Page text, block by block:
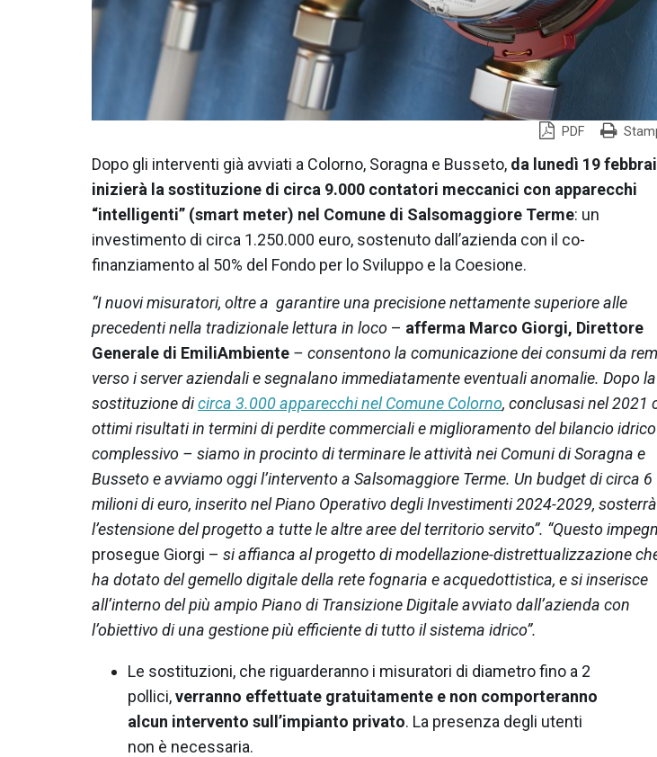
PDF
Dopo gli interventi già avviati a Colorno, Soragna e Busseto, da lunedì 19
inizierà la sostituzione di circa 9.000 contatori meccanici con apparecchi
“intelligenti” (smart meter) nel Comune di Salsomaggiore Terme: un
investimento di circa 1.250.000 euro, sostenuto dall’azienda con il co-
finanziamento al 50% del Fondo per lo Sviluppo e la Coesione.
“I nuovi misuratori, oltre a garantire una precisione nettamente superiore alle
precedenti nella tradizionale lettura in loco – afferma Marco Giorgi, Direttore
Generale di EmiliAmbiente – consentono la comunicazione dei consumi da
verso i server aziendali e segnalano immediatamente eventuali anomalie. Dopo la
sostituzione dicirca 3.000 apparecchi nel Comune Colorno, conclusasi nel 2021
ottimi risultati in termini di perdite commerciali e miglioramento del bilancio idrico
complessivo – siamo in procinto di terminare le attività nei Comuni di Soragna e
Busseto e avviamo oggi l’intervento a Salsomaggiore Terme. Un budget di circa 6
milioni di euro, inserito nel Piano Operativo degli Investimenti 2024-2029, sosterrà
l’estensione del progetto a tutte le altre aree del territorio servito”. “Questo
prosegue Giorgi – si affianca al progetto di modellazione-distrettualizzazione
ha dotato del gemello digitale della rete fognaria e acquedottistica, e si inserisce
all’interno del più ampio Piano di Transizione Digitale avviato dall’azienda con
l’obiettivo di una gestione più efficiente di tutto il sistema idrico”.
Le sostituzioni, che riguarderanno i misuratori di diametro fino a 2
pollici,verranno effettuate gratuitamente e non comporteranno
alcun intervento sull’impianto privato. La presenza degli utenti
non è necessaria.